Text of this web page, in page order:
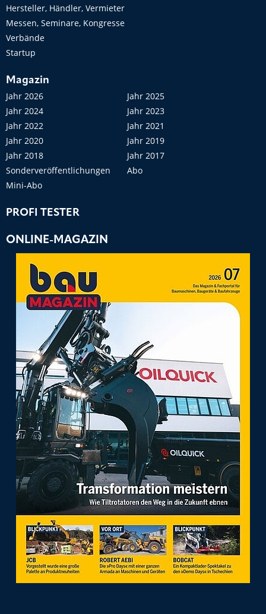
Hersteller, Händler, Vermieter
Messen, Seminare, Kongresse
Verbände
Startup
Magazin
Jahr 2026
Jahr 2025
Jahr 2024
Jahr 2023
Jahr 2022
Jahr 2021
Jahr 2020
Jahr 2019
Jahr 2018
Jahr 2017
Sonderveröffentlichungen
Abo
Mini-Abo
PROFI TESTER
ONLINE-MAGAZIN